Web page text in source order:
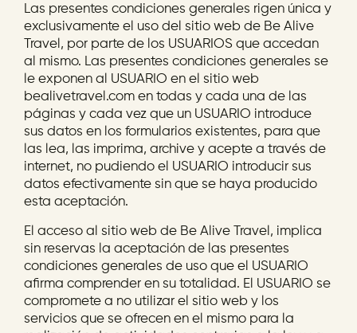
Las presentes condiciones generales rigen única y
exclusivamente el uso del sitio web de Be Alive
Travel, por parte de los USUARIOS que accedan
al mismo. Las presentes condiciones generales se
le exponen al USUARIO en el sitio web
bealivetravel.com en todas y cada una de las
páginas y cada vez que un USUARIO introduce
sus datos en los formularios existentes, para que
las lea, las imprima, archive y acepte a través de
internet, no pudiendo el USUARIO introducir sus
datos efectivamente sin que se haya producido
esta aceptación.
El acceso al sitio web de Be Alive Travel, implica
sin reservas la aceptación de las presentes
condiciones generales de uso que el USUARIO
afirma comprender en su totalidad. El USUARIO se
compromete a no utilizar el sitio web y los
servicios que se ofrecen en el mismo para la